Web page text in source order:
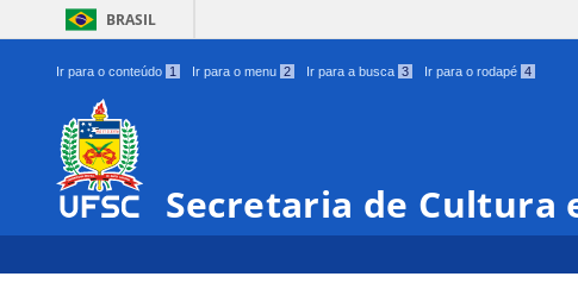
BRASIL
Ir para o conteúdo 1 Ir para o menu 2 Ir para a busca 3 Ir para o rodapé 4
Secretaria de Cultura